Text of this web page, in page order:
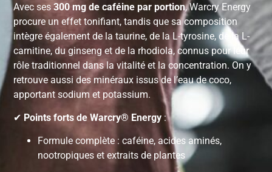
Avec ses300 mg de caféine par portion, Warcry Energy
procure un effet tonifiant, tandis que sa composition
intègre également de la taurine, de la L-tyrosine, de la L-
carnitine, du ginseng et de la rhodiola, connus pour leur
rôle traditionnel dans la vitalité et la concentration. On y
retrouve aussi des minéraux issus de l’eau de coco,
apportant sodium et potassium.
✔ Points forts de Warcry® Energy :
Formule complète : caféine, acides aminés,
nootropiques et extraits de plantes